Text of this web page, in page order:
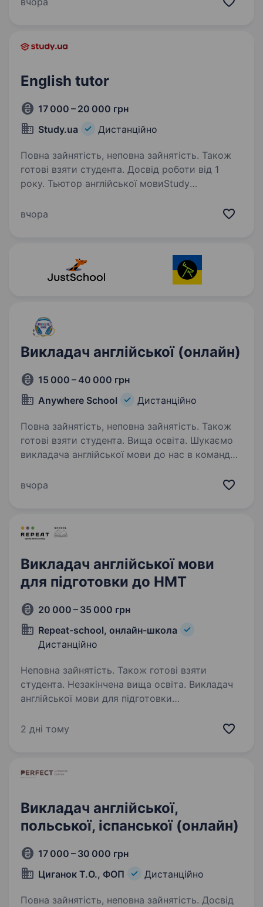
це захоплива…
English tutor
17 000 – 20 000 грн
Study.ua
Дистанційно
Повна зайнятість, неповна зайнятість. Також
готові взяти студента. Досвід роботи від 1
року. Тьютор англійської мовиStudy
в Україні, яка пропонує програми вивчення
вчора
Викладач англійської (онлайн)
15 000 – 40 000 грн
Anywhere School
Дистанційно
Повна зайнятість, неповна зайнятість. Також
готові взяти студента. Вища освіта. Шукаємо
викладача англійської мови до нас в команду
на унікальній платформі для вивчення різних
вчора
Викладач англійської мови
для підготовки до НМТ
20 000 – 35 000 грн
Repeat-school, онлайн-школа
Дистанційно
Неповна зайнятість. Також готові взяти
студента. Незакінчена вища освіта. Викладач
англійської мови для підготовки
підготовки до НМТ. Ми шукаємо викладача
системно підвищувати…
2 дні тому
Викладач англійської,
польської, іспанської (онлайн)
17 000 – 30 000 грн
Циганок Т.О., ФОП
Дистанційно
Повна зайнятість, неповна зайнятість. Досвід